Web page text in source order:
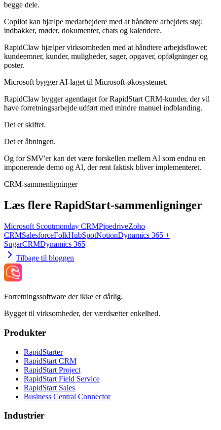
begge dele.
Copilot kan hjælpe medarbejdere med at håndtere arbejdets støj:
indbakker, møder, dokumenter, chats og kalendere.
RapidClaw hjælper virksomheden med at håndtere arbejdsflowet:
kundeemner, kunder, muligheder, sager, opgaver, opfølgninger og
poster.
Microsoft bygger AI-laget til Microsoft-økosystemet.
RapidClaw bygger agentlaget for RapidStart CRM-kunder, der vil
have forretningsarbejde udført med mindre manuel indblanding.
Det er skiftet.
Det er åbningen.
Og for SMV'er kan det være forskellen mellem AI som endnu en
imponerende demo og AI, der rent faktisk bliver implementeret.
CRM-sammenligninger
Læs flere RapidStart-sammenligninger
Microsoft Scoutmonday CRMPipedriveZoho
CRMSalesforceFolkHubSpotNotionDynamics 365 +
SugarCRMDynamics 365
Tilbage til bloggen
Forretningssoftware der ikke er dårlig.
Bygget til virksomheder, der værdsætter enkelhed.
Produkter
RapidStarter
RapidStart CRM
RapidStart Project
RapidStart Field Service
RapidStart Sales
Business Central Connector
Industrier